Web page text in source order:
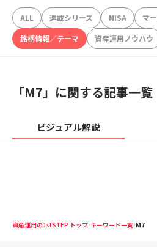
ALL 連載シリーズ NISA マ
銘柄情報／テーマ
資産運用ノウハウ
「M7」に関する記事一覧
ビジュアル解説
資産運用の1stSTEP トップ キーワード一覧 M7